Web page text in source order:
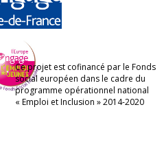
Ce projet est cofinancé par le Fonds
social européen dans le cadre du
programme opérationnel national
« Emploi et Inclusion » 2014-2020